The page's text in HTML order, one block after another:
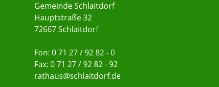
Gemeinde Schlaitdorf
Hauptstraße 32
72667 Schlaitdorf
Fon: 0 71 27 / 92 82 - 0
Fax: 0 71 27 / 92 82 - 92
rathaus@schlaitdorf.de